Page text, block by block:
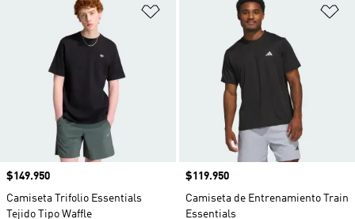
Añadir a la lista de deseos
Precio
$149.950
Camiseta Trifolio Essentials
Tejido Tipo Waffle
Precio
$119.950
Camiseta de Entrenamiento Train
Essentials